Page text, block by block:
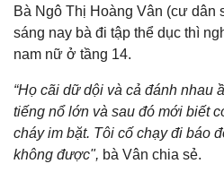
Bà Ngô Thị Hoàng Vân (cư dân
sáng nay bà đi tập thể dục thì
nam nữ ở tầng 14.
“Họ cãi dữ dội và cả đánh nhau
tiếng nổ lớn và sau đó mới biết
cháy im bặt. Tôi cố chạy đi báo
không được", bà Vân chia sẻ.